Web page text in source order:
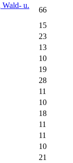
Wald- u.
66
15
23
13
10
19
28
11
10
18
11
11
10
21